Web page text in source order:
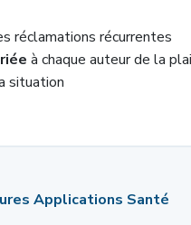
réclamations récurrentes
à chaque auteur de la
situation
Applications Santé